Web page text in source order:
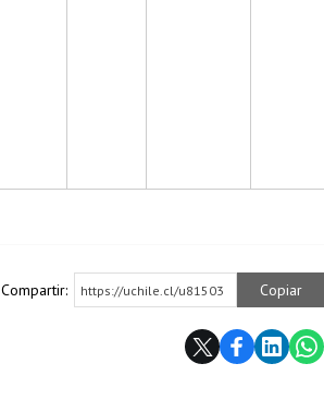
Compartir: https://uchile.cl/u81503 Copiar